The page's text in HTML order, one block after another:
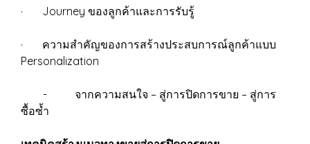
· Journey ของลูกค้าและการรับรู้
· ความสำคัญของการสร้างประสบการณ์ลูกค้าแบบ
Personalization
- จากความสนใจ – สู่การปิดการขาย – สู่การ
ซื้อซ้ำ